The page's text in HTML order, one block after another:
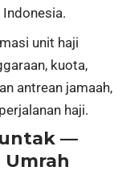
unit haji
kuota,
antrean jamaah,
haji.
—